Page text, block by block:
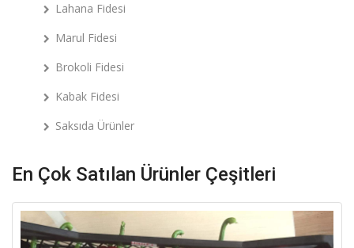
Lahana Fidesi
Marul Fidesi
Brokoli Fidesi
Kabak Fidesi
Saksıda Ürünler
En Çok Satılan Ürünler Çeşitleri